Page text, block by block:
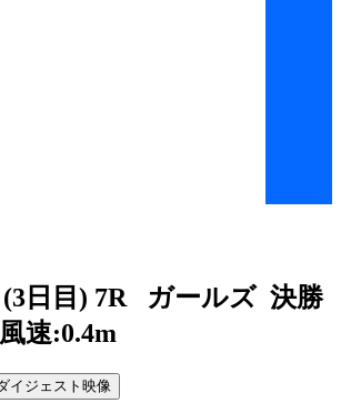
日目) 7R ガールズ 決勝
風速:0.4m
イジェスト映像